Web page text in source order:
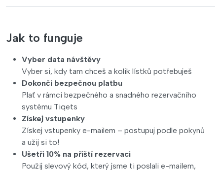
Jak to funguje
Vyber data návštěvy
Vyber si, kdy tam chceš a kolik lístků potřebuješ
Dokonči bezpečnou platbu
Plať v rámci bezpečného a snadného rezervačního
systému Tiqets
Získej vstupenky
Získej vstupenky e-mailem – postupuj podle pokynů
a užij si to!
Ušetři 10% na příští rezervaci
Použij slevový kód, který jsme ti poslali e-mailem,